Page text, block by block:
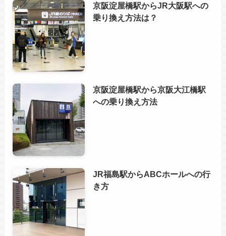
京阪淀屋橋駅からJR大阪駅への
乗り換え方法は？
京阪淀屋橋駅から京阪大江橋駅
への乗り換え方法
JR福島駅からABCホールへの行
き方